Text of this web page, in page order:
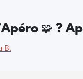
🧩 ?
B.